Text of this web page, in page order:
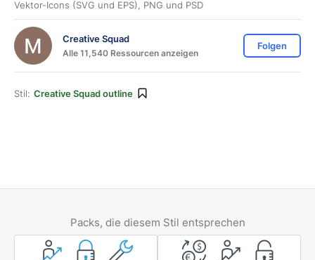
Vektor-Icons (SVG und EPS), PNG und PSD
Creative Squad
Alle 11,540 Ressourcen anzeigen
Folgen
Stil: Creative Squad outline
Packs, die diesem Stil entsprechen